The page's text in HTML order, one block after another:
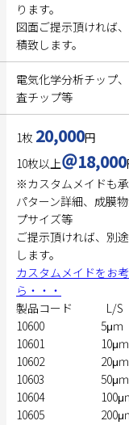
ります。
図面ご提示頂ければ
積致します。
電気化学分析チップ
査チップ等
1枚 20,000円
10枚以上＠18,000
※カスタムメイドも承
パターン詳細、成膜
プサイズ等
ご提示頂ければ、別
します。
カスタムメイドをお
ら・・・
製品コード
10600 5μ
10601 10μ
10602 20μ
10603 50μ
10604 100μ
10605 200μ